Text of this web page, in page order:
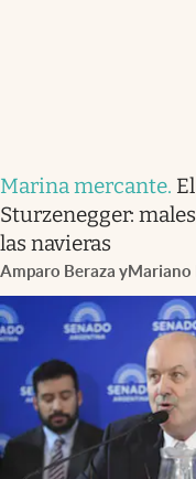
Marina mercante.
Sturzenegger:
las navieras
Amparo Beraza yMariano